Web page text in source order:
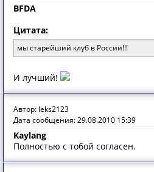
BFDA
Цитата:
мы старейший клуб в России!!!
И лучший!
Автор: leks2123
Дата сообщения: 29.08.2010 15:39
Kaylang
Полностью с тобой согласен.